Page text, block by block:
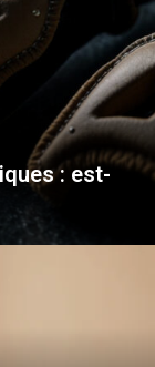
: est-